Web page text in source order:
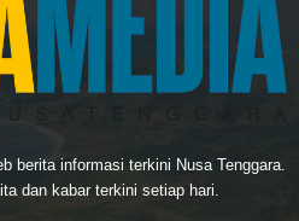
berita informasi terkini Nusa Tenggara.
dan kabar terkini setiap hari.